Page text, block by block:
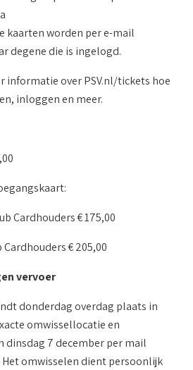
kaarten worden per e-mail
degene die is ingelogd.
informatie over PSV.nl/tickets hoe
inloggen en meer.
Cardhouders € 175,00
Cardhouders € 205,00
vervoer
donderdag overdag plaats in
omwissellocatie en
dinsdag 7 december per mail
omwisselen dient persoonlijk